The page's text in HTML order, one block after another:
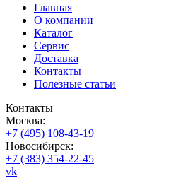
Главная
О компании
Каталог
Сервис
Доставка
Контакты
Полезные статьи
Контакты
Москва:
+7 (495) 108-43-19
Новосибирск:
+7 (383) 354-22-45
vk